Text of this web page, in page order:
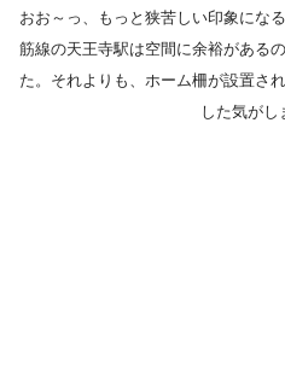
おお～っ、もっと狭苦しい印象にな
筋線の天王寺駅は空間に余裕がある
た。それよりも、ホーム柵が設置さ
した気がし